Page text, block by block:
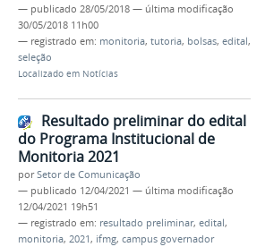
— publicado 28/05/2018 — última modificação
30/05/2018 11h00
— registrado em: monitoria, tutoria, bolsas, edital,
seleção
Localizado em Notícias
Resultado preliminar do edital
do Programa Institucional de
Monitoria 2021
porSetor de Comunicação
— publicado 12/04/2021 — última modificação
12/04/2021 19h51
— registrado em: resultado preliminar, edital,
monitoria, 2021, ifmg, campus governador